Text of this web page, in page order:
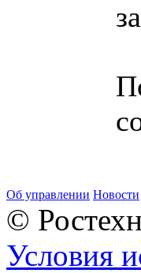
Об управлении Новости
©
Условия